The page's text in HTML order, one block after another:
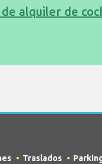
alquiler de
Traslados